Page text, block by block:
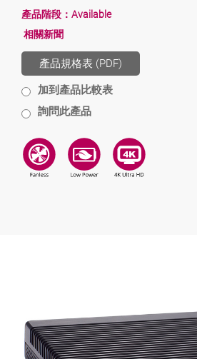
產品階段： Available
相關新聞
產品規格表 (PDF)
加到產品比較表
詢問此產品